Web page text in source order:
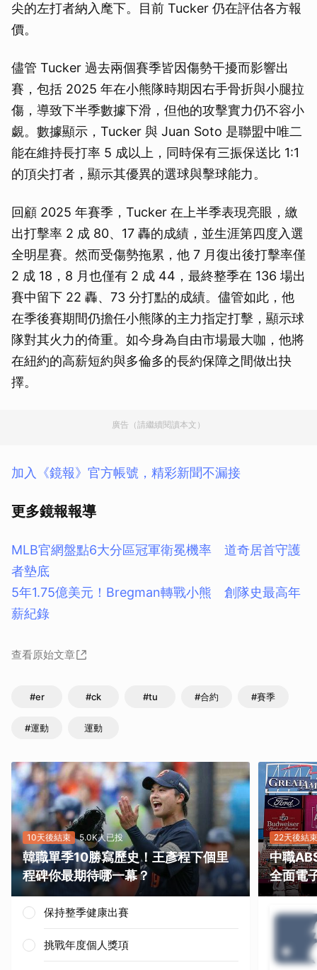
尖的左打者納入麾下。目前 Tucker 仍在評估各方報
價。
儘管 Tucker 過去兩個賽季皆因傷勢干擾而影響出
賽，包括 2025 年在小熊隊時期因右手骨折與小腿拉
傷，導致下半季數據下滑，但他的攻擊實力仍不容小
覷。數據顯示，Tucker 與 Juan Soto 是聯盟中唯二
能在維持長打率 5 成以上，同時保有三振保送比 1:1
的頂尖打者，顯示其優異的選球與擊球能力。
回顧 2025 年賽季，Tucker 在上半季表現亮眼，繳
出打擊率 2 成 80、17 轟的成績，並生涯第四度入選
全明星賽。然而受傷勢拖累，他 7 月復出後打擊率僅
2 成 18，8 月也僅有 2 成 44，最終整季在 136 場出
賽中留下 22 轟、73 分打點的成績。儘管如此，他
在季後賽期間仍擔任小熊隊的主力指定打擊，顯示球
隊對其火力的倚重。如今身為自由市場最大咖，他將
在紐約的高薪短約與多倫多的長約保障之間做出抉
擇。
廣告（請繼續閱讀本文）
加入《鏡報》官方帳號，精彩新聞不漏接
更多鏡報報導
MLB官網盤點6大分區冠軍衛冕機率 道奇居首守護
者墊底
5年1.75億美元！Bregman轉戰小熊 創隊史最高年
薪紀錄
查看原始文章
#er #ck #tu #合約 #賽季
#運動 運動
10天後結束 5.0K人已投
韓職單季10勝寫歷史！王彥程下個里
程碑你最期待哪一幕？
保持整季健康出賽
挑戰年度個人獎項
22天後結束
中職
全面電